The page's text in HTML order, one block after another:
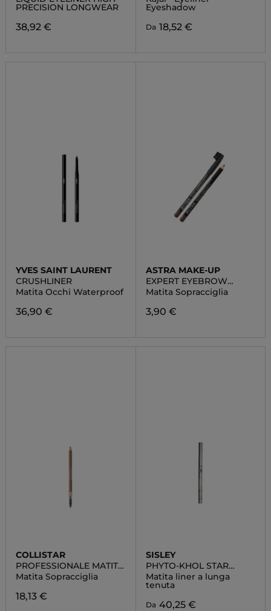
PRECISION LONGWEAR
38,92 €
Eyeshadow
Da 18,52 €
YVES SAINT LAURENT
CRUSHLINER
Matita Occhi Waterproof
36,90 €
ASTRA MAKE-UP
EXPERT EYEBROW
PENCIL
Matita Sopracciglia
3,90 €
COLLISTAR
PROFESSIONALE MATITA
SOPRACCIGLIA
Matita Sopracciglia
18,13 €
SISLEY
PHYTO-KHOL STAR
WATERPROOF
Matita liner a lunga
tenuta
Da 40,25 €